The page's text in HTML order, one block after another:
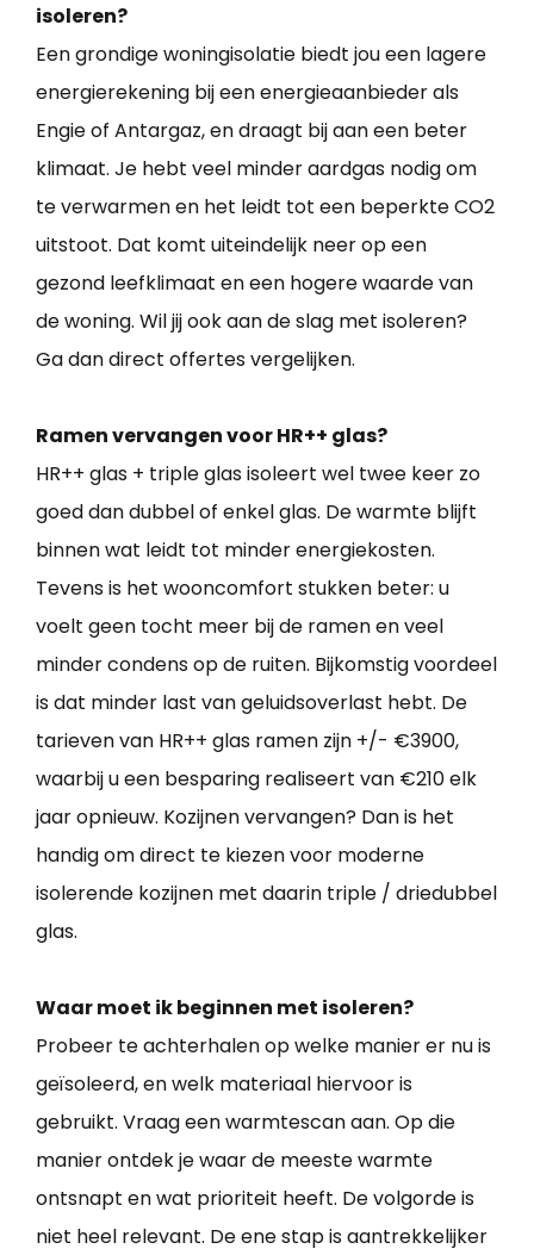
isoleren?
Een grondige woningisolatie biedt jou een lagere
energierekening bij een energieaanbieder als
Engie of Antargaz, en draagt bij aan een beter
klimaat. Je hebt veel minder aardgas nodig om
te verwarmen en het leidt tot een beperkte CO2
uitstoot. Dat komt uiteindelijk neer op een
gezond leefklimaat en een hogere waarde van
de woning. Wil jij ook aan de slag met isoleren?
Ga dan direct offertes vergelijken.
Ramen vervangen voor HR++ glas?
HR++ glas + triple glas isoleert wel twee keer zo
goed dan dubbel of enkel glas. De warmte blijft
binnen wat leidt tot minder energiekosten.
Tevens is het wooncomfort stukken beter: u
voelt geen tocht meer bij de ramen en veel
minder condens op de ruiten. Bijkomstig voordeel
is dat minder last van geluidsoverlast hebt. De
tarieven van HR++ glas ramen zijn +/- €3900,
waarbij u een besparing realiseert van €210 elk
jaar opnieuw. Kozijnen vervangen? Dan is het
handig om direct te kiezen voor moderne
isolerende kozijnen met daarin triple / driedubbel
glas.
Waar moet ik beginnen met isoleren?
Probeer te achterhalen op welke manier er nu is
geïsoleerd, en welk materiaal hiervoor is
gebruikt. Vraag een warmtescan aan. Op die
manier ontdek je waar de meeste warmte
ontsnapt en wat prioriteit heeft. De volgorde is
niet heel relevant. De ene stap is aantrekkelijker